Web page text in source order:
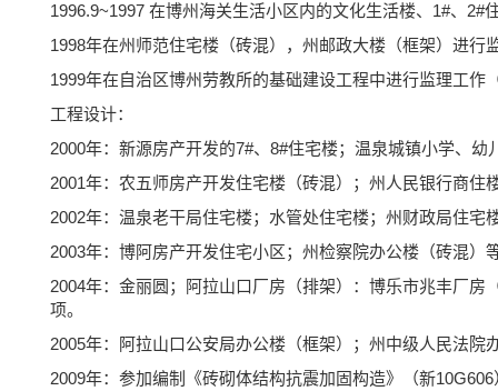
1996.9~1997 在博州海关生活小区内的文化生活楼、1#、2#
1998年在州师范住宅楼（砖混），州邮政大楼（框架）进行
1999年在自治区博州劳教所的基础建设工程中进行监理工作
工程设计：
2000年：新源房产开发的7#、8#住宅楼；温泉城镇小学、幼
2001年：农五师房产开发住宅楼（砖混）；州人民银行商住
2002年：温泉老干局住宅楼；水管处住宅楼；州财政局住
2003年：博阿房产开发住宅小区；州检察院办公楼（砖混）
2004年：金丽圆；阿拉山口厂房（排架）：博乐市兆丰厂
项。
2005年：阿拉山口公安局办公楼（框架）；州中级人民法院
2009年：参加编制《砖砌体结构抗震加固构造》（新